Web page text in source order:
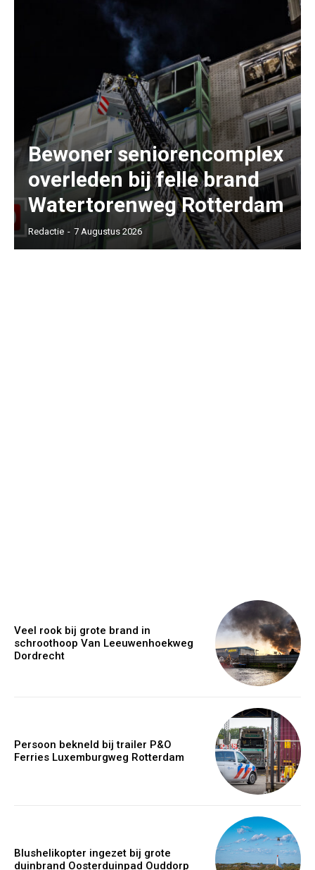
Bewoner seniorencomplex
overleden bij felle brand
Watertorenweg Rotterdam
Redactie - 7 Augustus 2026
Veel rook bij grote brand in
schroothoop Van Leeuwenhoekweg
Dordrecht
Persoon bekneld bij trailer P&O
Ferries Luxemburgweg Rotterdam
Blushelikopter ingezet bij grote
duinbrand Oosterduinpad Ouddorp